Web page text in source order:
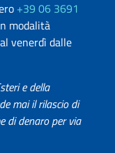
+39 06 3691
modalità
venerdì dalle
e della
mai il rilascio di
di denaro per via